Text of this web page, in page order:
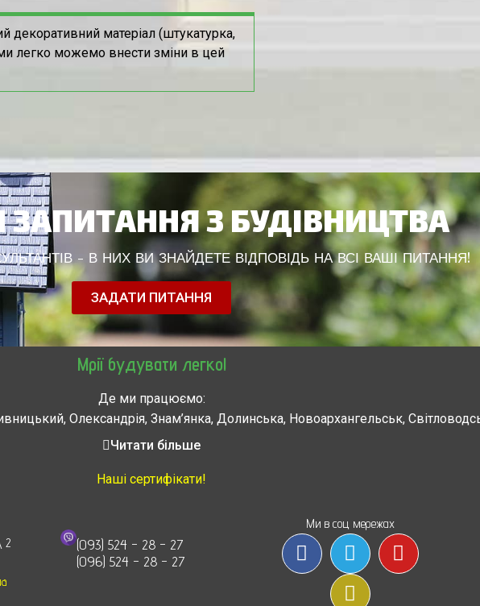
декоративний матеріал (штукатурка,
легко можемо внести зміни в цей
З БУДІВНИЦТВА
- В НИХ ВИ ЗНАЙДЕТЕ ВІДПОВІДЬ НА ВСІ ВАШІ ПИТАННЯ!
ЗАДАТИ ПИТАННЯ
Мрії будувати легко!
Де ми працюємо:
Олександрія, Знам’янка, Долинська, Новоархангельськ,
Жашков, Звенигородка, Золотоноша, Каменка, Канев, Корсунь-
Читати більше
Наші сертифікати!
2
(093) 524 - 28 - 27
(096) 524 - 28 - 27
Ми в соц мережах